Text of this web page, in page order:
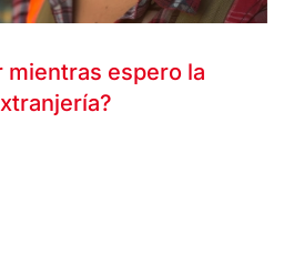
mientras espero la